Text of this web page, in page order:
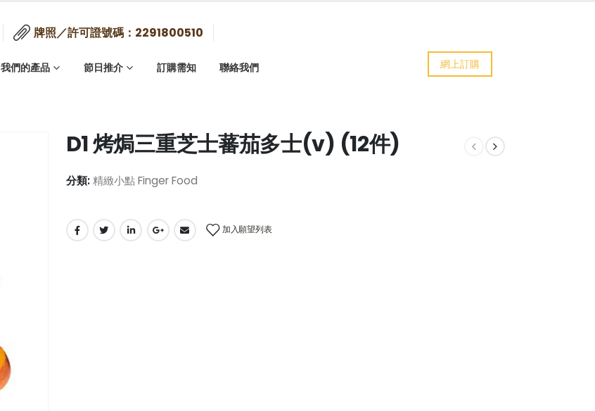
牌照／許可證號碼：2291800510
我們的產品 節日推介 訂購需知 聯絡我們 網上訂購
D1 烤焗三重芝士蕃茄多士(v) (12件)
分類:精緻小點 Finger Food
加入願望列表